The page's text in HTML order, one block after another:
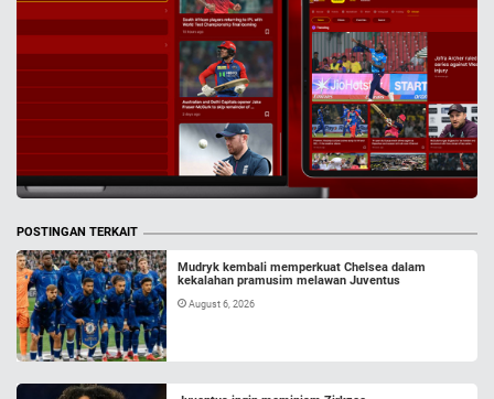
POSTINGAN TERKAIT
Mudryk kembali memperkuat Chelsea dalam
kekalahan pramusim melawan Juventus
August 6, 2026